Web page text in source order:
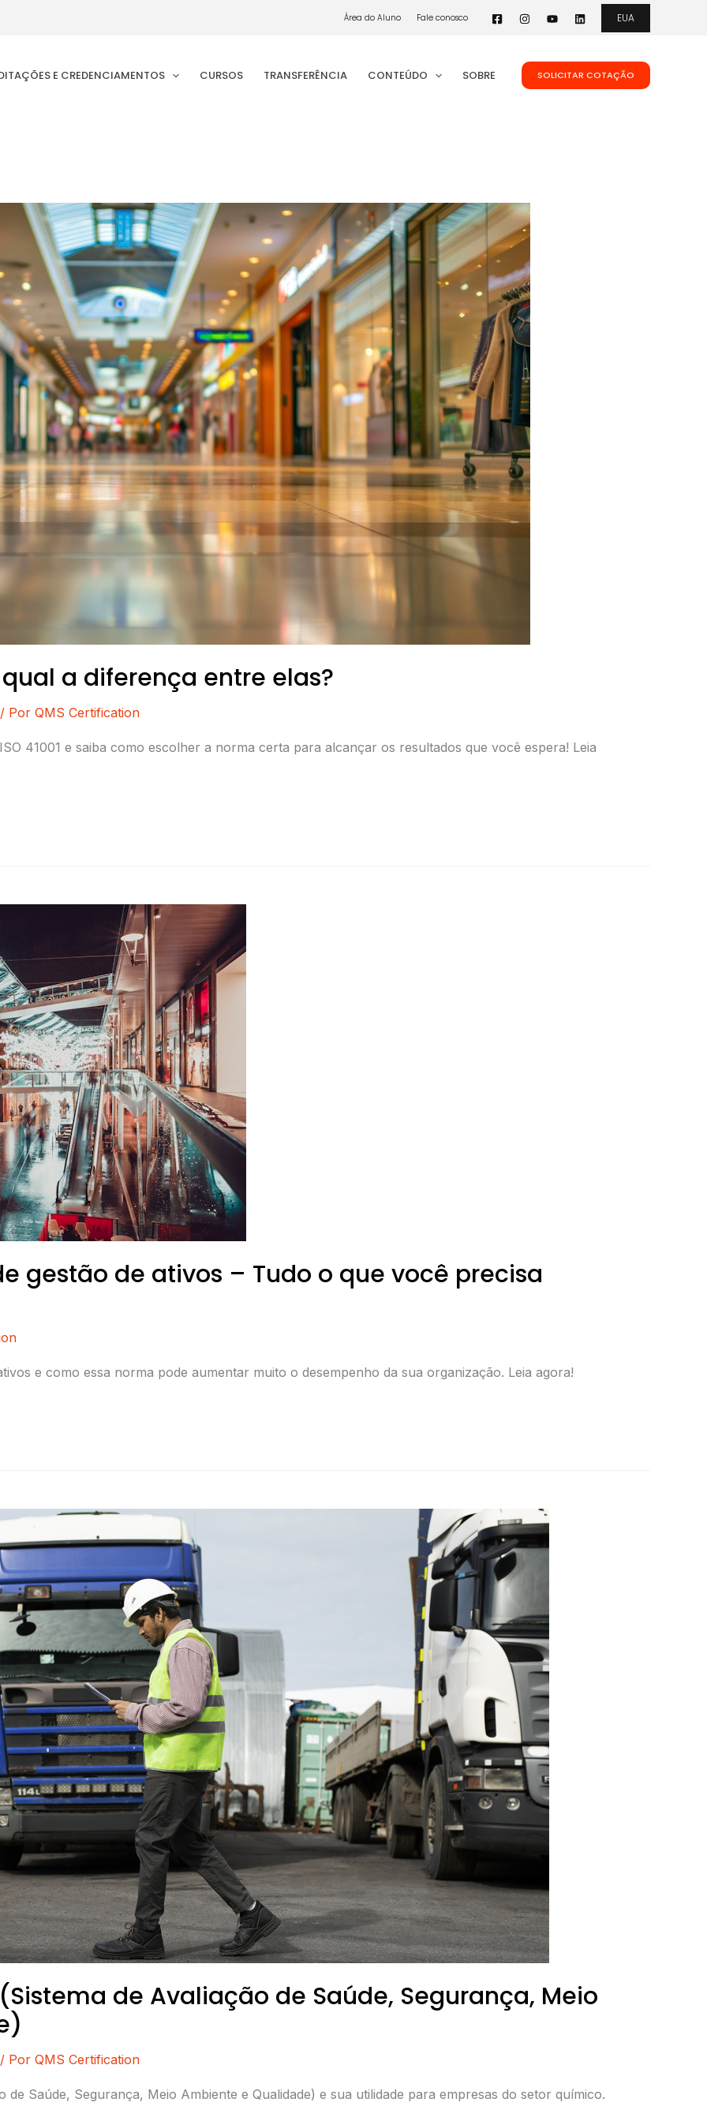
Área do Aluno Fale conosco EUA
E CREDENCIAMENTOS CURSOS TRANSFERÊNCIA CONTEÚDO SOBRE SOLICITAR COTAÇÃO
qual a diferença entre elas?
/ Por QMS Certification
41001 e saiba como escolher a norma certa para alcançar os resultados que você espera! Leia
gestão de ativos – Tudo o que você precisa
e como essa norma pode aumentar muito o desempenho da sua organização. Leia agora!
de Avaliação de Saúde, Segurança, Meio
/ Por QMS Certification
de Saúde, Segurança, Meio Ambiente e Qualidade) e sua utilidade para empresas do setor químico.